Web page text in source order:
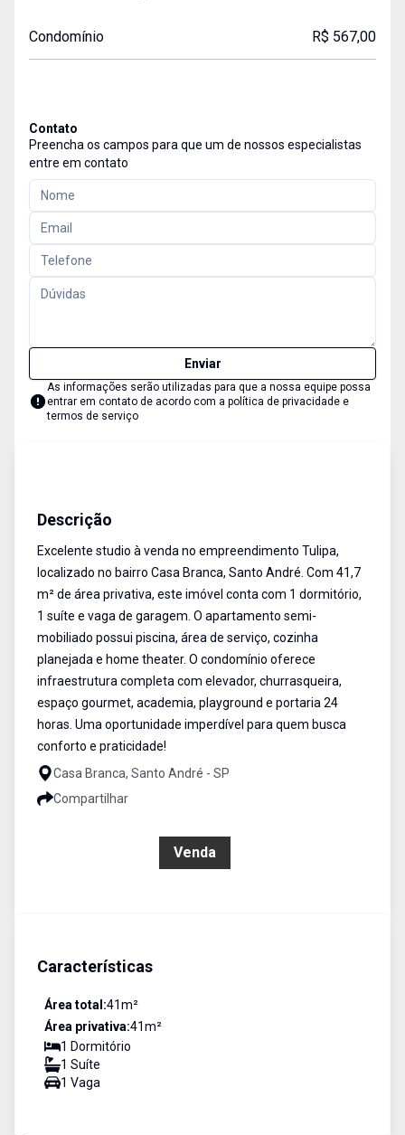
Condomínio R$ 567,00
Contato
Preencha os campos para que um de nossos especialistas
entre em contato
Enviar
As informações serão utilizadas para que a nossa equipe possa
entrar em contato de acordo com a política de privacidade e
termos de serviço
Descrição
Excelente studio à venda no empreendimento Tulipa,
localizado no bairro Casa Branca, Santo André. Com 41,7
m² de área privativa, este imóvel conta com 1 dormitório,
1 suíte e vaga de garagem. O apartamento semi-
mobiliado possui piscina, área de serviço, cozinha
planejada e home theater. O condomínio oferece
infraestrutura completa com elevador, churrasqueira,
espaço gourmet, academia, playground e portaria 24
horas. Uma oportunidade imperdível para quem busca
conforto e praticidade!
Casa Branca, Santo André - SP
Compartilhar
Venda
Características
Área total:41m²
Área privativa:41m²
1 Dormitório
1 Suíte
1 Vaga